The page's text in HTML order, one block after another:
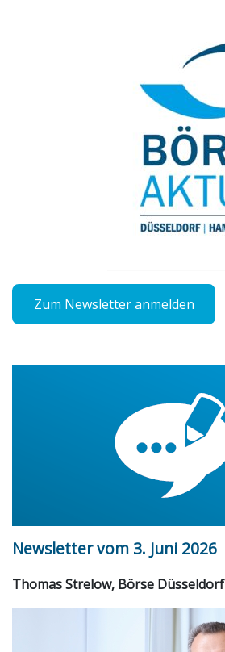
Zum Newsletter anmelden
Newsletter vom 3. Juni 2026
Thomas Strelow, Börse Düsseldorf